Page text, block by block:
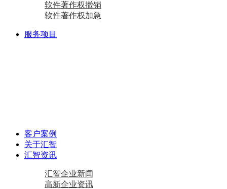
软件著作权撤销
软件著作权加急
服务项目
客户案例
关于汇智
汇智资讯
汇智企业新闻
高新企业资讯